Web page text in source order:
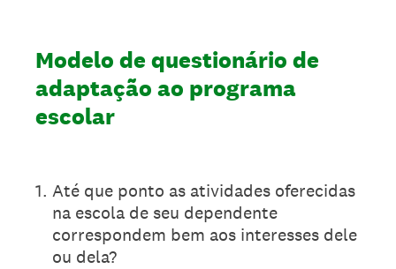
Modelo de questionário de
adaptação ao programa
escolar
1. Até que ponto as atividades oferecidas
na escola de seu dependente
correspondem bem aos interesses dele
ou dela?